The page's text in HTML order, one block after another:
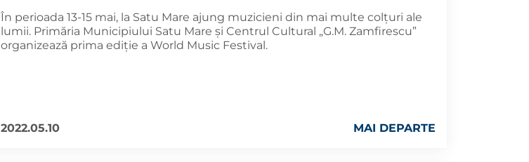
În perioada 13-15 mai, la Satu Mare ajung muzicieni din mai multe colțuri ale
lumii. Primăria Municipiului Satu Mare și Centrul Cultural „G.M. Zamfirescu”
organizează prima ediție a World Music Festival.
2022.05.10 MAI DEPARTE